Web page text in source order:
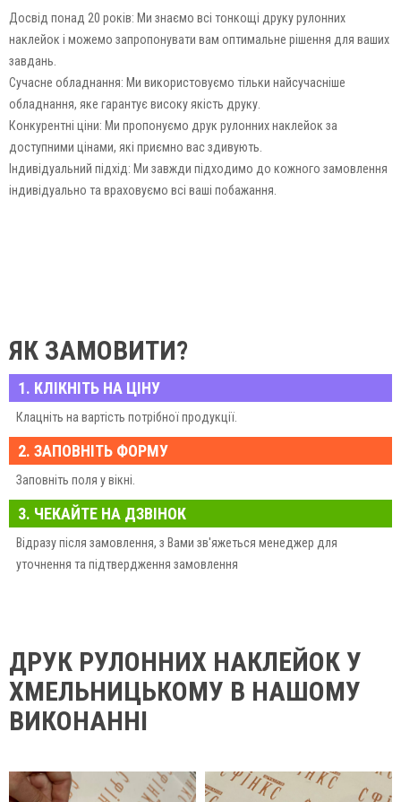
Досвід понад 20 років: Ми знаємо всі тонкощі друку рулонних
наклейок і можемо запропонувати вам оптимальне рішення для ваших
завдань.
Сучасне обладнання: Ми використовуємо тільки найсучасніше
обладнання, яке гарантує високу якість друку.
Конкурентні ціни: Ми пропонуємо друк рулонних наклейок за
доступними цінами, які приємно вас здивують.
Індивідуальний підхід: Ми завжди підходимо до кожного замовлення
індивідуально та враховуємо всі ваші побажання.
ЯК ЗАМОВИТИ?
1. КЛІКНІТЬ НА ЦІНУ
Клацніть на вартість потрібної продукції.
2. ЗАПОВНІТЬ ФОРМУ
Заповніть поля у вікні.
3. ЧЕКАЙТЕ НА ДЗВІНОК
Відразу після замовлення, з Вами зв'яжеться менеджер для
уточнення та підтвердження замовлення
ДРУК РУЛОННИХ НАКЛЕЙОК У
ХМЕЛЬНИЦЬКОМУ В НАШОМУ
ВИКОНАННІ